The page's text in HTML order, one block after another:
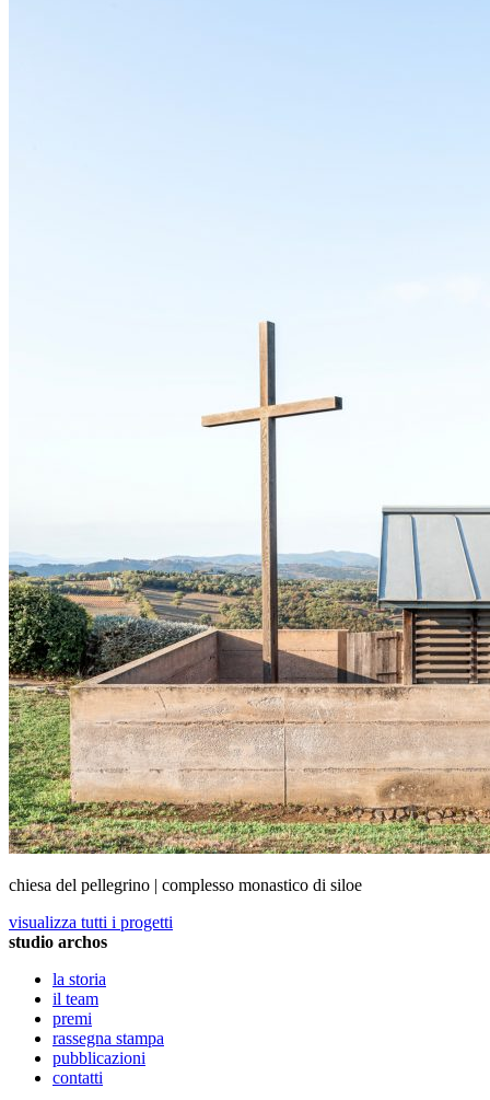
chiesa del pellegrino | complesso monastico di siloe
visualizza tutti i progetti
studio archos
la storia
il team
premi
rassegna stampa
pubblicazioni
contatti